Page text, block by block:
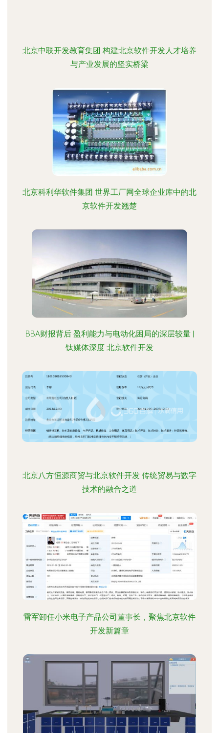
北京中联开发教育集团 构建北京软件开发人才培养
与产业发展的坚实桥梁
北京科利华软件集团 世界工厂网全球企业库中的北
京软件开发翘楚
BBA财报背后 盈利能力与电动化困局的深层较量 |
钛媒体深度 北京软件开发
北京八方恒源商贸与北京软件开发 传统贸易与数字
技术的融合之道
雷军卸任小米电子产品公司董事长，聚焦北京软件
开发新篇章